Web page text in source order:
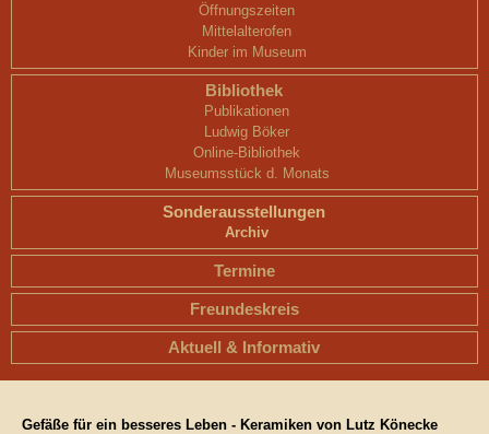
Öffnungszeiten
Mittelalterofen
Kinder im Museum
Bibliothek
Publikationen
Ludwig Böker
Online-Bibliothek
Museumsstück d. Monats
Sonderausstellungen
Archiv
Termine
Freundeskreis
Aktuell & Informativ
Gefäße für ein besseres Leben - Keramiken von Lutz Könecke